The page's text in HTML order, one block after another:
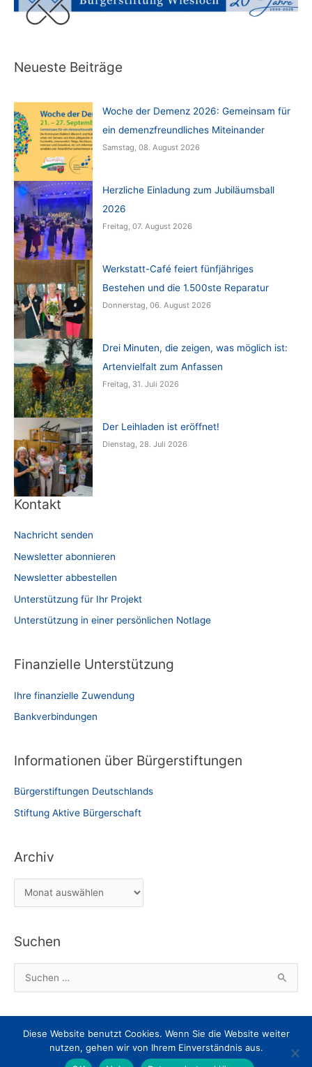
Neueste Beiträge
Woche der Demenz 2026: Gemeinsam für
ein demenzfreundliches Miteinander
Samstag, 08. August 2026
Herzliche Einladung zum Jubiläumsball
2026
Freitag, 07. August 2026
Werkstatt-Café feiert fünfjähriges
Bestehen und die 1.500ste Reparatur
Donnerstag, 06. August 2026
Drei Minuten, die zeigen, was möglich ist:
Artenvielfalt zum Anfassen
Freitag, 31. Juli 2026
Der Leihladen ist eröffnet!
Dienstag, 28. Juli 2026
Kontakt
Nachricht senden
Newsletter abonnieren
Newsletter abbestellen
Unterstützung für Ihr Projekt
Unterstützung in einer persönlichen Notlage
Finanzielle Unterstützung
Ihre finanzielle Zuwendung
Bankverbindungen
Informationen über Bürgerstiftungen
Bürgerstiftungen Deutschlands
Stiftung Aktive Bürgerschaft
Archiv
r
h
i
Suchen
u
Impressum Datenschutz
Nachricht an den Webmaster
Dokumente zum Herunterladen
Diese Website benutzt Cookies. Wenn Sie die Website weiter
nutzen, gehen wir von Ihrem Einverständnis aus.